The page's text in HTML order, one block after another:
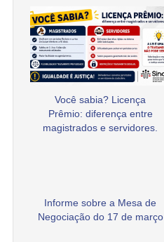
Você sabia? Licença
Prêmio: diferença entre
magistrados e servidores.
Informe sobre a Mesa de
Negociação do 17 de março